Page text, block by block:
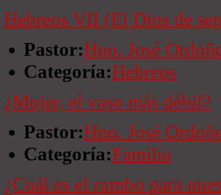
Hebreos VII (El Dios de
Pastor:Hno. José
Categoría:Hebreos
¿Mujer, el vaso más débil?
Pastor:Hno. José
Categoría:Familia
¿Cuál es el rumbo para